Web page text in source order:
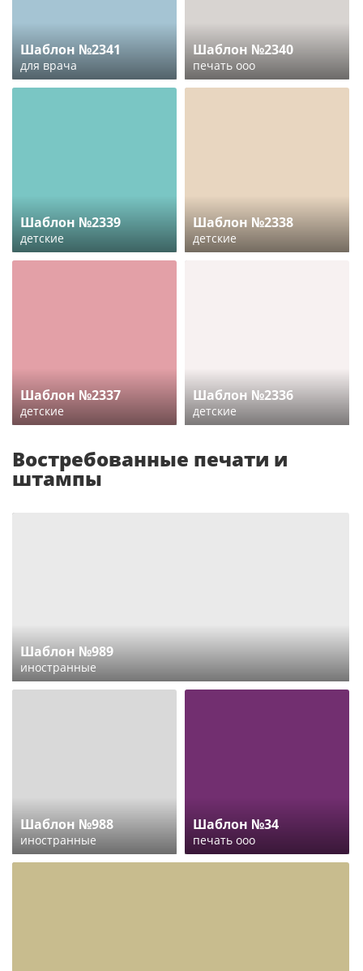
Шаблон №2341
для врача
Шаблон №2340
печать ооо
Шаблон №2339
детские
Шаблон №2338
детские
Шаблон №2337
детские
Шаблон №2336
детские
Востребованные печати и
штампы
Шаблон №989
иностранные
Шаблон №988
иностранные
Шаблон №34
печать ооо